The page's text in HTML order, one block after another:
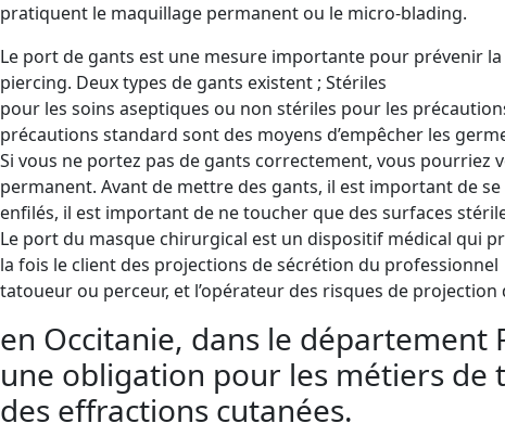
pratiquent le maquillage permanent ou le micro-blading.
Le port de gants est une mesure importante pour prévenir
piercing. Deux types de gants existent ; Stériles
pour les soins aseptiques ou non stériles pour les
précautions standard sont des moyens d’empêcher les
Si vous ne portez pas de gants correctement, vous
permanent. Avant de mettre des gants, il est important de
enfilés, il est important de ne toucher que des surfaces
Le port du masque chirurgical est un dispositif médical qui
la fois le client des projections de sécrétion du professionnel
tatoueur ou perceur, et l’opérateur des risques de projection
en Occitanie, dans le département
une obligation pour les métiers
des effractions cutanées.